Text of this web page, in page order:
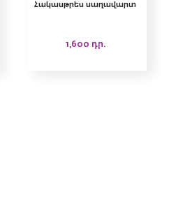
Հակասթրես սաղավարտ
1,600 դր.